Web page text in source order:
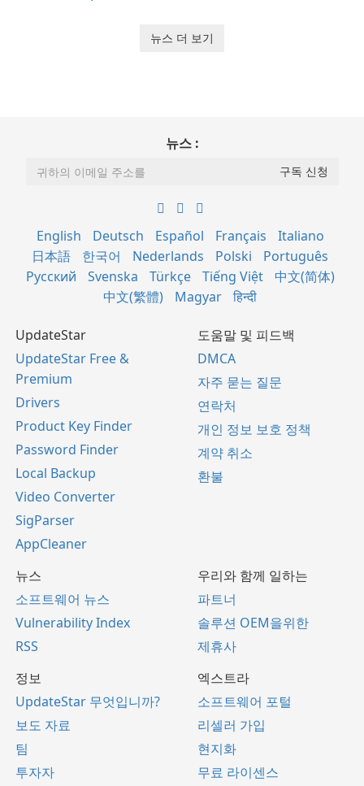
뉴스 더 보기
뉴스 :
English Deutsch Español Français
Italiano
日本語
한국어 Nederlands Polski
Português
Русский
Svenska Türkçe Tiếng Việt
中文(简体)
中文(繁體)
Magyar हिन्दी
UpdateStar
UpdateStar Free &
Premium
Drivers
Product Key Finder
Password Finder
Local Backup
Video Converter
SigParser
AppCleaner
도움말 및 피드백
DMCA
자주 묻는 질문
연락처
개인 정보 보호 정책
계약 취소
환불
뉴스
소프트웨어 뉴스
Vulnerability Index
RSS
우리와 함께 일하는
파트너
솔루션 OEM을위한
제휴사
정보
UpdateStar 무엇입니까?
보도 자료
팀
투자자
엑스트라
소프트웨어 포털
리셀러 가입
현지화
무료 라이센스